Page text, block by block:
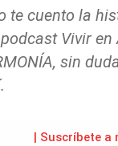
te cuento la
Vivir
sin
| Suscríbete a